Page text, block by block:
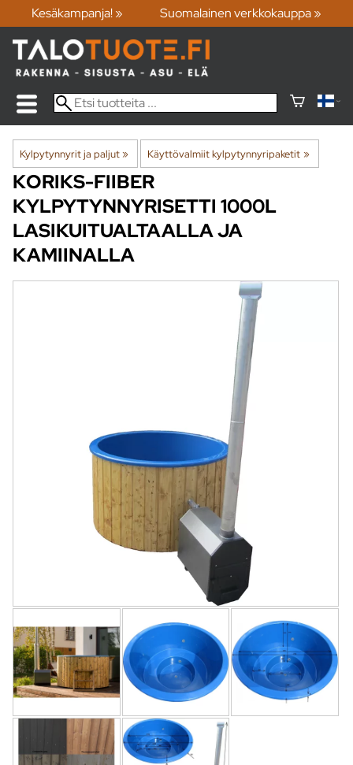
Kesäkampanja! » Suomalainen verkkokauppa »
Kylpytynnyrit ja paljut‪» Käyttövalmiit kylpytynnyripaketit ‪»
KORIKS-FIIBER
KYLPYTYNNYRISETTI 1000L
LASIKUITUALTAALLA JA
KAMIINALLA